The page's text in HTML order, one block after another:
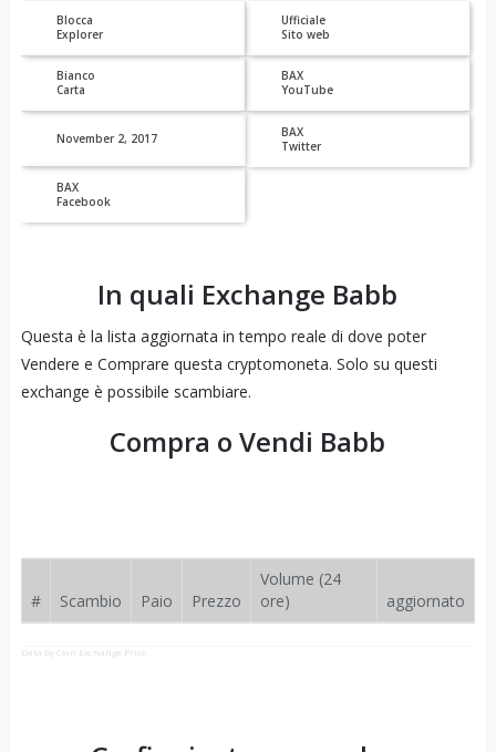
Blocca
Explorer
Ufficiale
Sito web
Bianco
Carta
BAX
YouTube
November 2, 2017
BAX
Twitter
BAX
Facebook
In quali Exchange Babb
Questa è la lista aggiornata in tempo reale di dove poter
Vendere e Comprare questa cryptomoneta. Solo su questi
exchange è possibile scambiare.
Compra o Vendi Babb
# Scambio Paio Prezzo
Volume (24
ore)
aggiornato
Data by Coin Exchange Price